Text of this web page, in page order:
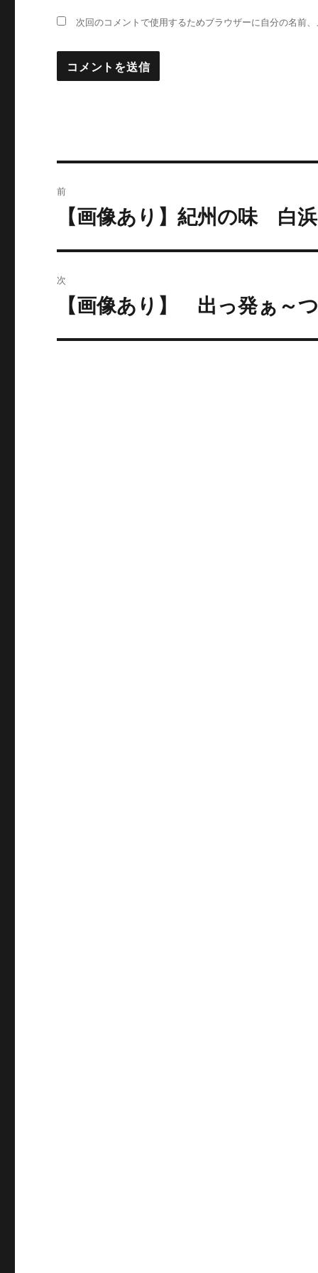
次回のコメントで使用するためブラウザーに自分の名前
稿
ゲ
前
の
投
稿:
【画像あり】紀州の味 白
次
投
【画像あり】 出っ発ぁ～